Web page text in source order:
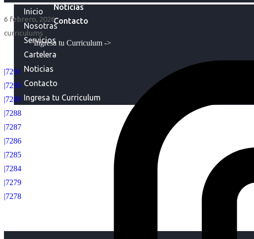
Noticias
Contacto
Ingresa tu Curriculum ->
Inicio
Nosotras
Servicios
Cartelera
Noticias
Contacto
Ingresa tu Curriculum
6 febrero, 2026
curriculums
|7291
|7290
|7289
|7288
|7287
|7286
|7285
|7284
|7279
|7278